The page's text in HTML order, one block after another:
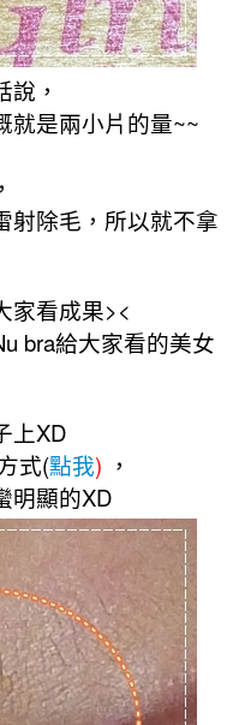
，
就是兩小片的量~~
射除毛，所以就不拿
家看成果><
bra給大家看的美女
上XD
式(點我) ，
明顯的XD